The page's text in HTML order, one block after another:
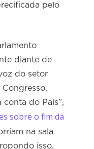
pelo
diante de
do setor
conta do País”,
sobre o fim da
na sala
isso,